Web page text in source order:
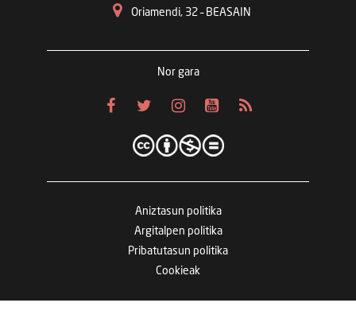
Oriamendi, 32 – BEASAIN
Nor gara
Aniztasun politika
Argitalpen politika
Pribatutasun politika
Cookieak